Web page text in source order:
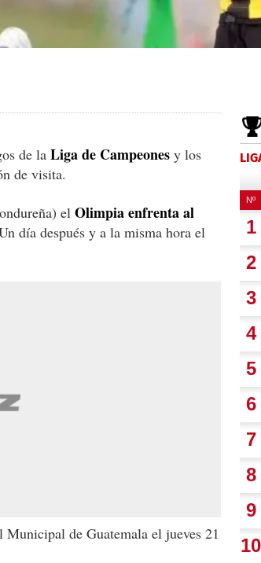
de la Liga de Campeones y los
de visita.
el Olimpia enfrenta al
día después y a la misma hora el
Municipal de Guatemala el jueves 21